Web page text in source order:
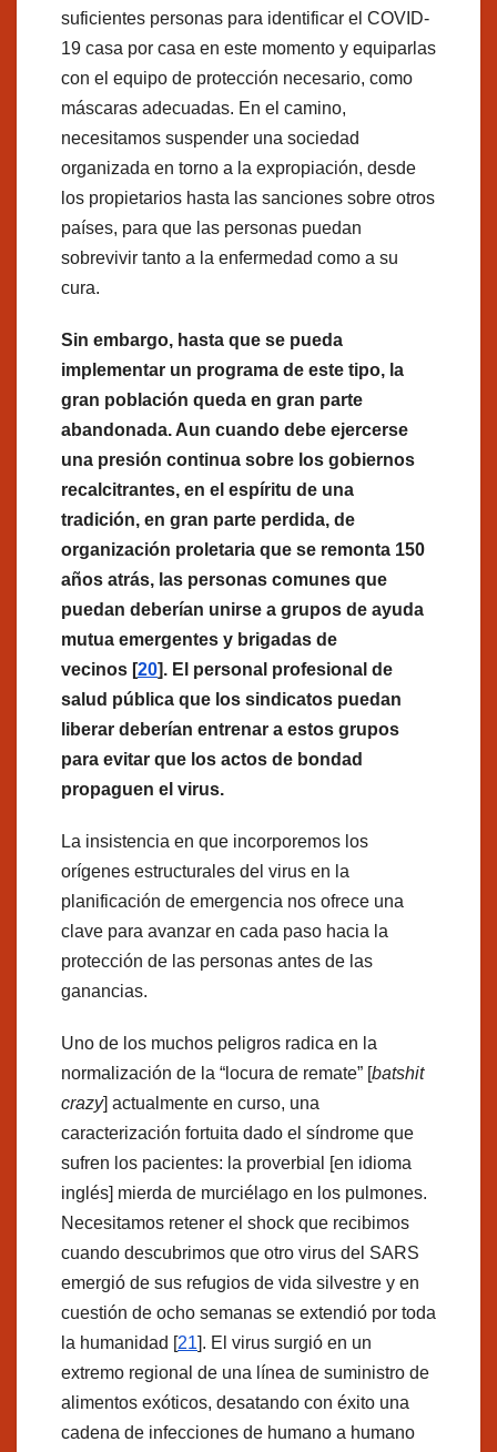
suficientes personas para identificar el COVID-
19 casa por casa en este momento y equiparlas
con el equipo de protección necesario, como
máscaras adecuadas. En el camino,
necesitamos suspender una sociedad
organizada en torno a la expropiación, desde
los propietarios hasta las sanciones sobre otros
países, para que las personas puedan
sobrevivir tanto a la enfermedad como a su
cura.
Sin embargo, hasta que se pueda
implementar un programa de este tipo, la
gran población queda en gran parte
abandonada. Aun cuando debe ejercerse
una presión continua sobre los gobiernos
recalcitrantes, en el espíritu de una
tradición, en gran parte perdida, de
organización proletaria que se remonta 150
años atrás, las personas comunes que
puedan deberían unirse a grupos de ayuda
mutua emergentes y brigadas de
vecinos [20]. El personal profesional de
salud pública que los sindicatos puedan
liberar deberían entrenar a estos grupos
para evitar que los actos de bondad
propaguen el virus.
La insistencia en que incorporemos los
orígenes estructurales del virus en la
planificación de emergencia nos ofrece una
clave para avanzar en cada paso hacia la
protección de las personas antes de las
ganancias.
Uno de los muchos peligros radica en la
normalización de la “locura de remate” [batshit
crazy] actualmente en curso, una
caracterización fortuita dado el síndrome que
sufren los pacientes: la proverbial [en idioma
inglés] mierda de murciélago en los pulmones.
Necesitamos retener el shock que recibimos
cuando descubrimos que otro virus del SARS
emergió de sus refugios de vida silvestre y en
cuestión de ocho semanas se extendió por toda
la humanidad [21]. El virus surgió en un
extremo regional de una línea de suministro de
alimentos exóticos, desatando con éxito una
cadena de infecciones de humano a humano